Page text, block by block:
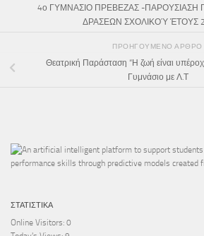
4ο ΓΥΜΝΑΣΙΟ ΠΡΕΒΕΖΑΣ -
ΔΡΑΣΕΩΝ ΣΧΟΛΙΚΟΎ ΈΤΟΥΣ
ΠΡΟΗΓΟΎΜΕΝΟ ΆΡΘΡΟ
Θεατρική Παράσταση “Η ζωή είναι
Γυμνάσιο με Λ.Τ
ΣΤΑΤΙΣΤΙΚΆ
Online Visitors: 0